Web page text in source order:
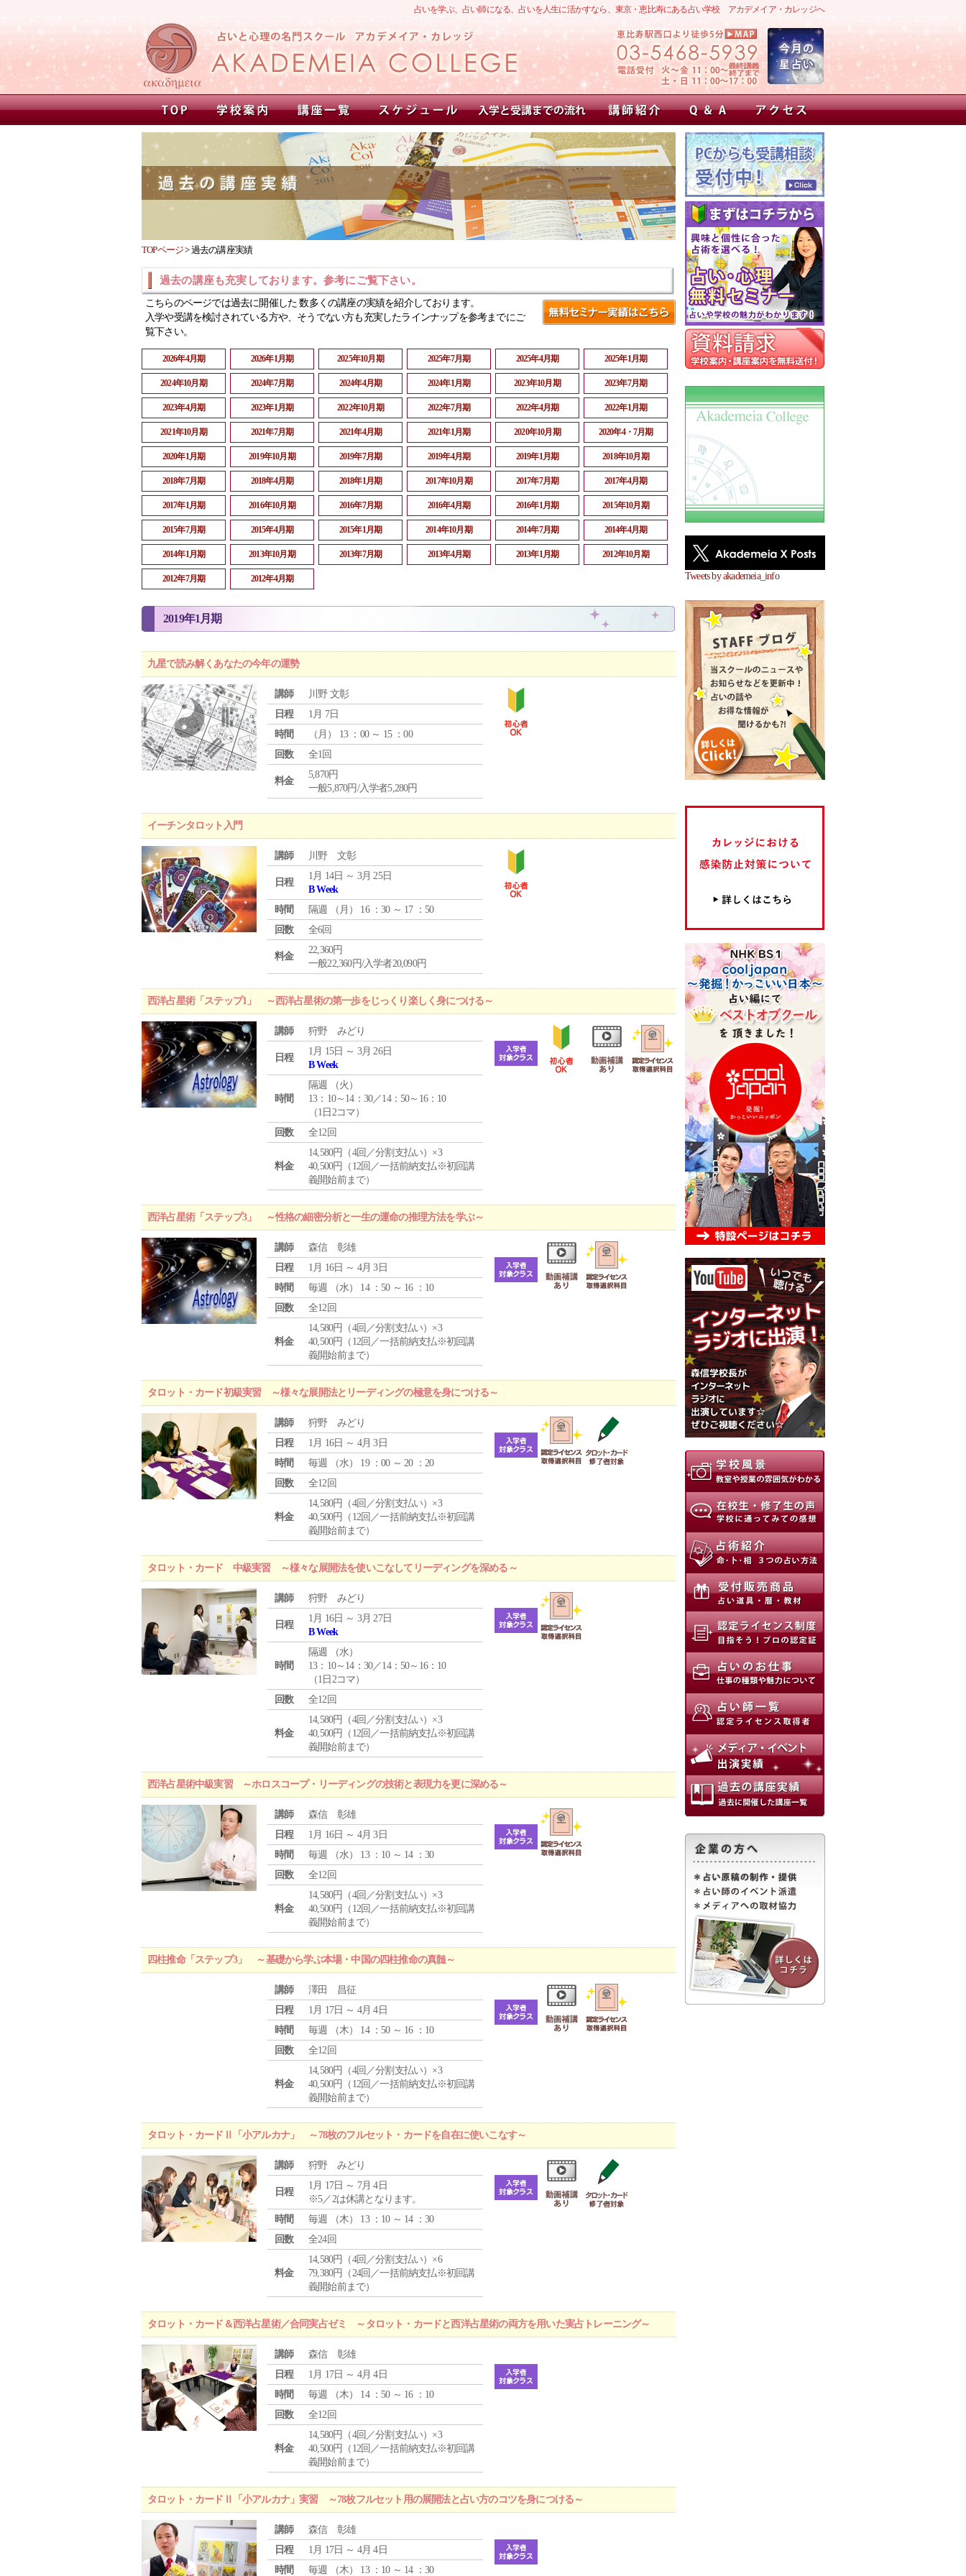
占いを学ぶ、占い師になる、占いを人生に活かすなら、東京・恵比寿にある占い学校 アカデメイア・カレッジへ
Tweets by akademeia_info
TOPページ>過去の講座実績
過去の講座も充実しております。参考にご覧下さい。
こちらのページでは過去に開催した 数多くの講座の実績を紹介しております。
入学や受講を検討されている方や、そうでない方も充実したラインナップを参考までにご
覧下さい。
2026年4月期 2026年1月期 2025年10月期 2025年7月期 2025年4月期 2025年1月期
2024年10月期 2024年7月期 2024年4月期 2024年1月期 2023年10月期 2023年7月期
2023年4月期 2023年1月期 2022年10月期 2022年7月期 2022年4月期 2022年1月期
2021年10月期 2021年7月期 2021年4月期 2021年1月期 2020年10月期 2020年4・7月期
2020年1月期 2019年10月期 2019年7月期 2019年4月期 2019年1月期 2018年10月期
2018年7月期 2018年4月期 2018年1月期 2017年10月期 2017年7月期 2017年4月期
2017年1月期 2016年10月期 2016年7月期 2016年4月期 2016年1月期 2015年10月期
2015年7月期 2015年4月期 2015年1月期 2014年10月期 2014年7月期 2014年4月期
2014年1月期 2013年10月期 2013年7月期 2013年4月期 2013年1月期 2012年10月期
2012年7月期 2012年4月期
2019年1月期
九星で読み解くあなたの今年の運勢
講師
川野 文彰
日程
1月 7日
時間
（ 月 ） 13 ：00 ～ 15 ：00
回数
全1回
料金
5,870円
一般5,870円/入学者5,280円
イーチンタロット入門
講師 川野 文彰
日程
1月 14日 ～ 3月 25日
B Week
時間
隔週 （ 月 ） 16 ：30 ～ 17 ：50
回数
全6回
料金
22,360円
一般22,360円/入学者20,090円
西洋占星術「ステップ1」 ～西洋占星術の第一歩をじっくり楽しく身につける～
講師 狩野 みどり
日程
1月 15日 ～ 3月 26日
B Week
時間
隔週 （火 ）
13：10～14：30／14：50～16：10
（1日2コマ）
回数
全12回
料金
14,580円（4回／分割支払い）×3
40,500円（12回／一括前納支払※初回講
義開始前まで）
西洋占星術「ステップ3」 ～性格の細密分析と一生の運命の推理方法を学ぶ～
講師
森信 彰雄
日程
1月 16日 ～ 4月 3日
時間
毎週 （水） 14 ：50 ～ 16 ：10
回数
全12回
料金
14,580円（4回／分割支払い）×3
40,500円（12回／一括前納支払※初回講
義開始前まで）
タロット・カード初級実習 ～様々な展開法とリーディングの極意を身につける～
講師
狩野 みどり
日程
1月 16日 ～ 4月 3日
時間
毎週 （水） 19 ：00 ～ 20 ：20
回数
全12回
料金
14,580円（4回／分割支払い）×3
40,500円（12回／一括前納支払※初回講
義開始前まで）
タロット・カード 中級実習 ～様々な展開法を使いこなしてリーディングを深める～
講師 狩野 みどり
日程
1月 16日 ～ 3月 27日
B Week
時間
隔週 （水）
13：10～14：30／14：50～16：10
（1日2コマ）
回数
全12回
料金
14,580円（4回／分割支払い）×3
40,500円（12回／一括前納支払※初回講
義開始前まで）
西洋占星術中級実習 ～ホロスコープ・リーディングの技術と表現力を更に深める～
講師
森信 彰雄
日程
1月 16日 ～ 4月 3日
時間
毎週 （水） 13 ：10 ～ 14 ：30
回数
全12回
料金
14,580円（4回／分割支払い）×3
40,500円（12回／一括前納支払※初回講
義開始前まで）
四柱推命「ステップ3」 ～基礎から学ぶ本場・中国の四柱推命の真髄～
講師
澤田 昌征
日程
1月 17日 ～ 4月 4日
時間
毎週 （木） 14 ：50 ～ 16 ：10
回数
全12回
料金
14,580円（4回／分割支払い）×3
40,500円（12回／一括前納支払※初回講
義開始前まで）
タロット・カードⅡ「小アルカナ」 ～78枚のフルセット・カードを自在に使いこなす～
講師 狩野 みどり
日程
1月 17日 ～ 7月 4日
※5／2は休講となります。
時間
毎週 （木） 13 ：10 ～ 14 ：30
回数
全24回
料金
14,580円（4回／分割支払い）×6
79,380円（24回／一括前納支払※初回講
義開始前まで）
タロット・カード＆西洋占星術／合同実占ゼミ ～タロット・カードと西洋占星術の両方を用いた実占トレーニング～
講師
森信 彰雄
日程
1月 17日 ～ 4月 4日
時間
毎週 （木） 14 ：50 ～ 16 ：10
回数
全12回
料金
14,580円（4回／分割支払い）×3
40,500円（12回／一括前納支払※初回講
義開始前まで）
タロット・カードⅡ「小アルカナ」実習 ～78枚フルセット用の展開法と占い方のコツを身につける～
講師
森信 彰雄
日程
1月 17日 ～ 4月 4日
時間
毎週 （木） 13 ：10 ～ 14 ：30